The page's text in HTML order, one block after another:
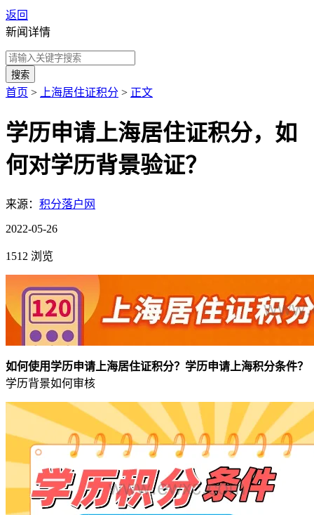
返回
新闻详情
搜索
首页 > 上海居住证积分 > 正文
学历申请上海居住证积分，如
何对学历背景验证？
来源： 积分落户网
2022-05-26
1512 浏览
如何使用学历申请上海居住证积分？学历申请上海积分条件？
学历背景如何审核